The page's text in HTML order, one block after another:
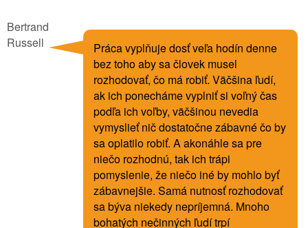
Bertrand
Russell
Práca vyplňuje dosť veľa hodín denne
bez toho aby sa človek musel
rozhodovať, čo má robiť. Väčšina ľudí,
ak ich ponecháme vyplniť si voľný čas
podľa ich voľby, väčšinou nevedia
vymyslieť nič dostatočne zábavné čo by
sa oplatilo robiť. A akonáhle sa pre
niečo rozhodnú, tak ich trápi
pomyslenie, že niečo iné by mohlo byť
zábavnejšie. Samá nutnosť rozhodovať
sa býva niekedy nepríjemná. Mnoho
bohatých nečinných ľudí trpí